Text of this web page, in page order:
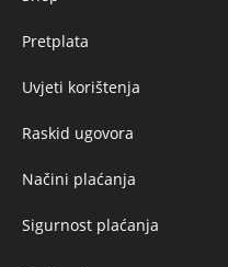
Pretplata
Uvjeti korištenja
Raskid ugovora
Načini plaćanja
Sigurnost plaćanja